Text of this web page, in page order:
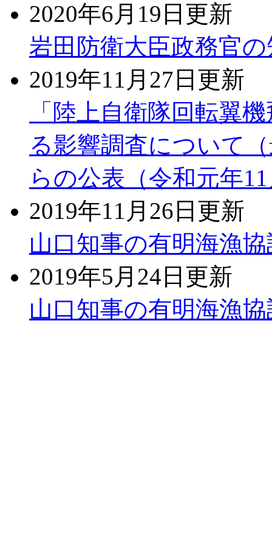
2020年6月19日更新
岩田防衛大臣政務官
2019年11月27日更新
「陸上自衛隊回転翼
る影響調査について
らの公表（令和元年
2019年11月26日更新
山口知事の有明海漁
2019年5月24日更新
山口知事の有明海漁